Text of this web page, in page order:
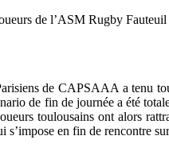
de l’ASM Rugby
de CAPSAAA a tenu
de fin de journée a été
toulousains ont alors
s’impose en fin de rencontre